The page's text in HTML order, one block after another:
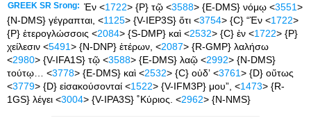
GREEK SR Srong: Ἐν <1722> {P} τῷ <3588> {E-DMS} νόμῳ <3551>
{N-DMS} γέγραπται, <1125> {V-IEP3S} ὅτι <3754> {C} “Ἐν <1722>
{P} ἑτερογλώσσοις <2084> {S-DMP} καὶ <2532> {C} ἐν <1722> {P}
χείλεσιν <5491> {N-DNP} ἑτέρων, <2087> {R-GMP} λαλήσω
<2980> {V-IFA1S} τῷ <3588> {E-DMS} λαῷ <2992> {N-DMS}
τούτῳ… <3778> {E-DMS} καὶ <2532> {C} οὐδʼ <3761> {D} οὕτως
<3779> {D} εἰσακούσονταί <1522> {V-IFM3P} μου”, <1473> {R-
1GS} λέγει <3004> {V-IPA3S} ˚Κύριος. <2962> {N-NMS}